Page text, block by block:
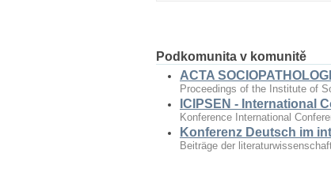
Podkomunita v komunitě
ACTA
Proceedings of the Institute of
ICIPSEN - International
Konference International
Konferenz Deutsch im
Beiträge der